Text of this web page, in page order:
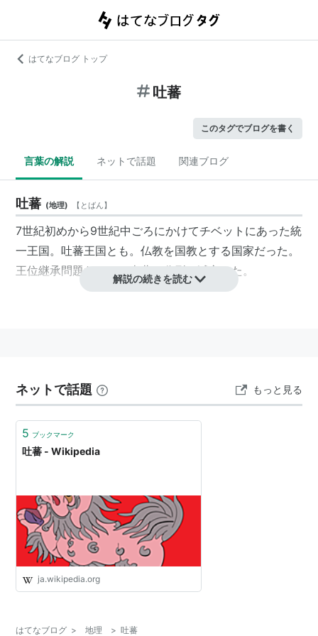
はてなブログ トップ
吐蕃
このタグでブログを書く
言葉の解説 ネットで話題 関連ブログ
吐蕃 (地理) 【 とばん】
7世紀初めから9世紀中ごろにかけてチベットにあった統
一王国。吐蕃王国とも。仏教を国教とする国家だった。
王位継承問題などから南北に分裂し滅亡した。
解説の続きを読む
ネットで話題 もっと見る
5 ブックマーク
吐蕃 - Wikipedia
ja.wikipedia.org
はてなブログ > 地理 > 吐蕃